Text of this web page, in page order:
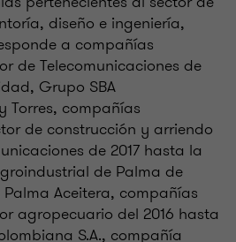
diseño e ingeniería,
a compañías
de Telecomunicaciones de
Grupo SBA
Torres, compañías
de construcción y arriendo
de 2017 hasta la
de Palma de
Aceitera, compañías
agropecuario del 2016 hasta
S.A., compañía